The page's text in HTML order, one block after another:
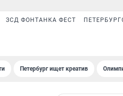
ЗСД ФОНТАНКА ФЕСТ
Петербург ищет креатив